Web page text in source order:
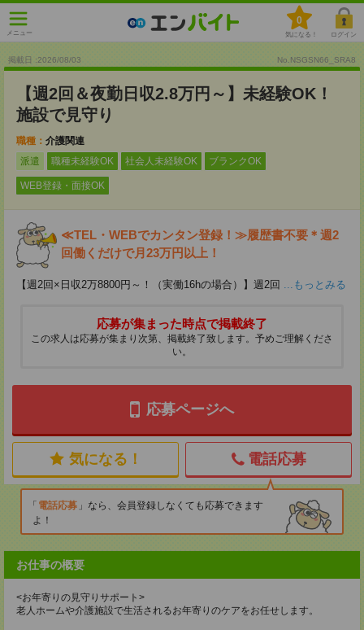
メニュー
0
気になる！ ログイン
掲載日 :2026/08/03 No.NSGSN66_SRA8
【週2回＆夜勤日収2.8万円～】未経験OK！
施設で見守り
職種： 介護関連
派遣
職種未経験OK 社会人未経験OK ブランクOK
WEB登録・面接OK
≪TEL・WEBでカンタン登録！≫履歴書不要＊週2
回働くだけで月23万円以上！
【週2回×日収2万8800円～！（実働16hの場合）】週2回 ...もっとみる
応募が集まった時点で掲載終了
この求人は応募が集まり次第、掲載終了致します。予めご理解くださ
い。
応募ページへ
気になる！ 電話応募
電話応募
なら、会員登録しなくても応募できます
よ！
お仕事の概要
<お年寄りの見守りサポート>
老人ホームや介護施設で生活されるお年寄りのケアをお任せします。